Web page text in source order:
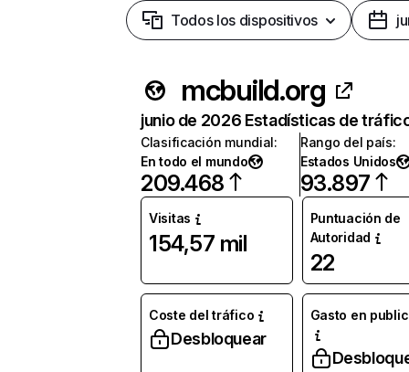
Todos los dispositivos
mcbuild.org
junio de 2026 Estadísticas de
Clasificación mundial:
En todo el mundo
209.468
Rango del país:
Estados Unidos
93.897
Visitas
154,57 mil
Puntuación de
Autoridad
22
Coste del tráfico
Desbloquear
Gasto en